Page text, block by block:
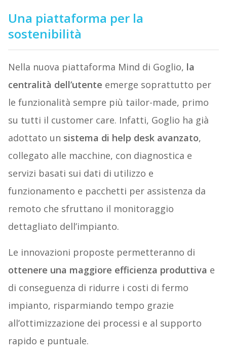
Una piattaforma per la
sostenibilità
Nella nuova piattaforma Mind di Goglio, la
centralità dell’utente emerge soprattutto per
le funzionalità sempre più tailor-made, primo
su tutti il customer care. Infatti, Goglio ha già
adottato un sistema di help desk avanzato,
collegato alle macchine, con diagnostica e
servizi basati sui dati di utilizzo e
funzionamento e pacchetti per assistenza da
remoto che sfruttano il monitoraggio
dettagliato dell’impianto.
Le innovazioni proposte permetteranno di
ottenere una maggiore efficienza produttiva e
di conseguenza di ridurre i costi di fermo
impianto, risparmiando tempo grazie
all’ottimizzazione dei processi e al supporto
rapido e puntuale.